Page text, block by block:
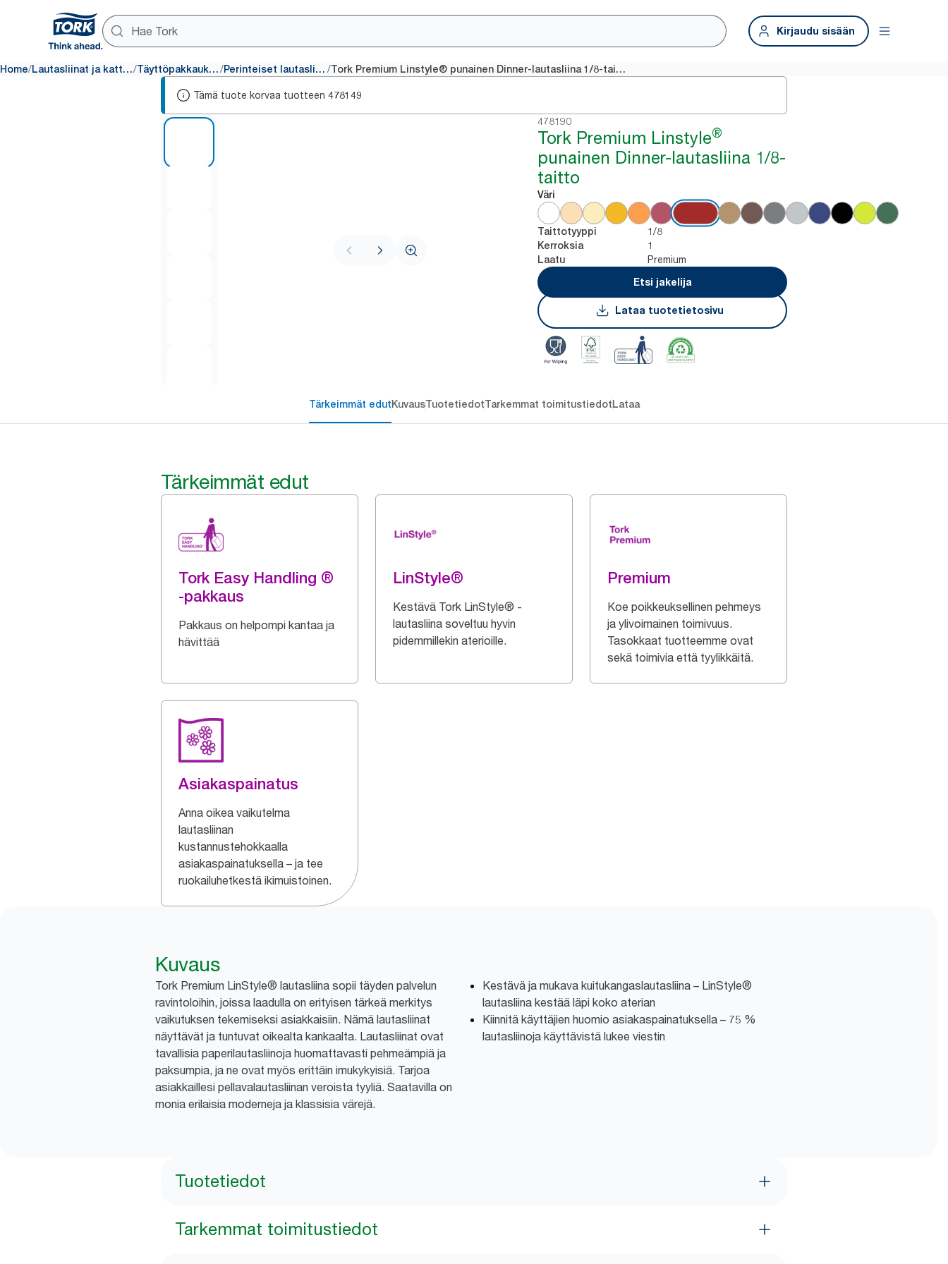
Kirjaudu sisään
Home/ Lautasliinat ja kattaus/ Täyttöpakkaukset/ Perinteiset lautasliinat / Tork Premium Linstyle® punainen Dinner-lautasliina 1/8-taitto
Tämä tuote korvaa tuotteen 478149
478190
Tork Premium Linstyle®
punainen Dinner-lautasliina 1/8-
taitto
Väri
Taittotyyppi 1/8
Kerroksia 1
Laatu
Premium
Etsi jakelija
Lataa tuotetietosivu
Tärkeimmät edutKuvausTuotetiedotTarkemmat toimitustiedotLataa
Tärkeimmät edut
Tork Easy Handling ®
-pakkaus
Pakkaus on helpompi kantaa ja
hävittää
LinStyle®
Kestävä Tork LinStyle® -
lautasliina soveltuu hyvin
pidemmillekin aterioille.
Premium
Koe poikkeuksellinen pehmeys
ja ylivoimainen toimivuus.
Tasokkaat tuotteemme ovat
sekä toimivia että tyylikkäitä.
Asiakaspainatus
Anna oikea vaikutelma
lautasliinan
kustannustehokkaalla
asiakaspainatuksella – ja tee
ruokailuhetkestä ikimuistoinen.
Kuvaus
Tork Premium LinStyle® lautasliina sopii täyden palvelun
ravintoloihin, joissa laadulla on erityisen tärkeä merkitys
vaikutuksen tekemiseksi asiakkaisiin. Nämä lautasliinat
näyttävät ja tuntuvat oikealta kankaalta. Lautasliinat ovat
tavallisia paperilautasliinoja huomattavasti pehmeämpiä ja
paksumpia, ja ne ovat myös erittäin imukykyisiä. Tarjoa
asiakkaillesi pellavalautasliinan veroista tyyliä. Saatavilla on
monia erilaisia moderneja ja klassisia värejä.
Kestävä ja mukava kuitukangaslautasliina – LinStyle®
lautasliina kestää läpi koko aterian
Kiinnitä käyttäjien huomio asiakaspainatuksella – 75 %
lautasliinoja käyttävistä lukee viestin
Tuotetiedot
Tarkemmat toimitustiedot